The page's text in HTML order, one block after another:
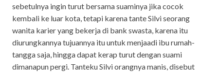
sebetulnya ingin turut bersama suaminya jika cocok
kembali ke luar kota, tetapi karena tante Silvi seorang
wanita karier yang bekerja di bank swasta, karena itu
diurungkannya tujuannya itu untuk menjaadi ibu rumah-
tangga saja, hingga dapat kerap turut dengan suami
dimanapun pergi. Tanteku Silvi orangnya manis, disebut